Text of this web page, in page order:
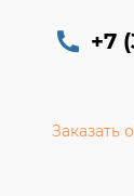
+7
Заказать